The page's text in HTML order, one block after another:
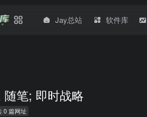
Jay总站 软件库
笔; 即时战略
0 篇网址